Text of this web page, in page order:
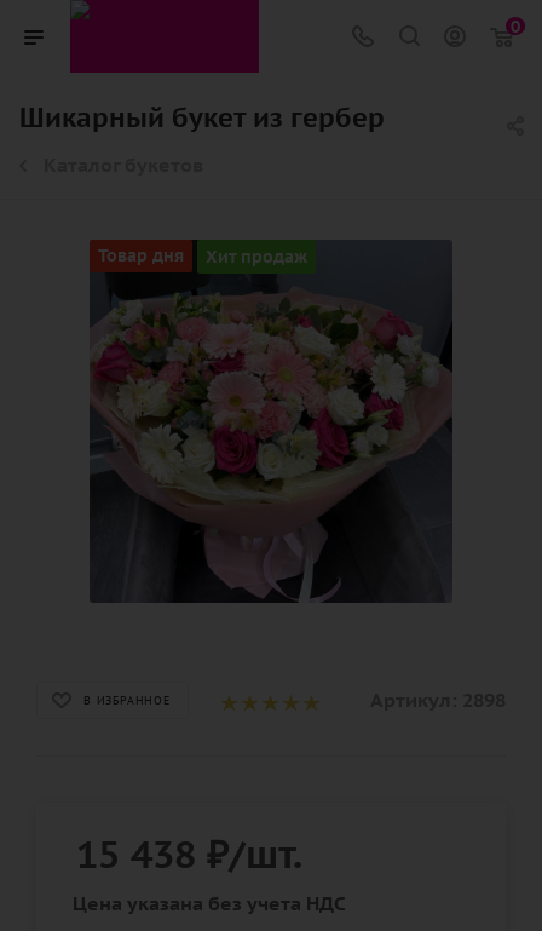
0
Шикарный букет из гербер
Товар дня Хит продаж
В ИЗБРАННОЕ
15 438 ₽/шт.
Цена указана без учета НДС